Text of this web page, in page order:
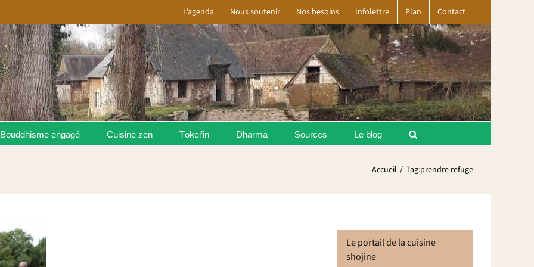
L’agenda Nous soutenir Nos besoins Infolettre Plan Contact
Bouddhisme engagé Cuisine zen Tōkei’in Dharma Sources Le blog
Accueil Tag:prendre refuge
Le portail de la cuisine
shojine